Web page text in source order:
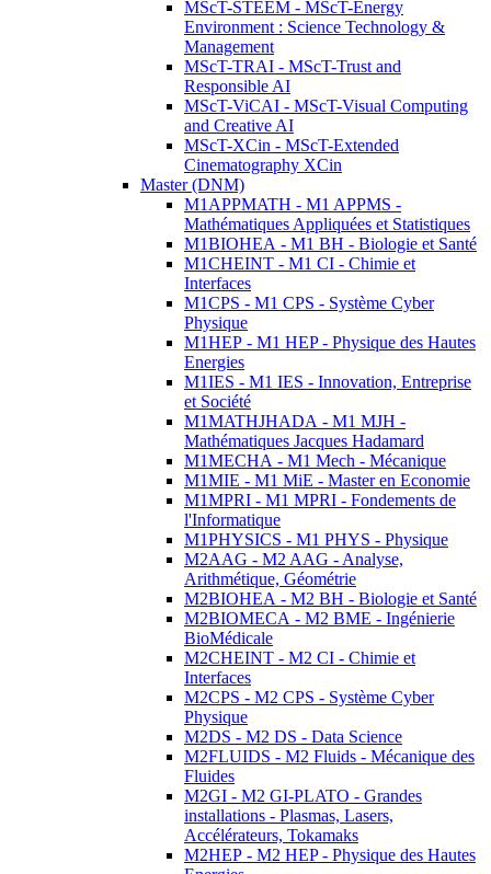
MScT-STEEM - MScT-Energy
Environment : Science Technology &
Management
MScT-TRAI - MScT-Trust and
Responsible AI
MScT-ViCAI - MScT-Visual Computing
and Creative AI
MScT-XCin - MScT-Extended
Cinematography XCin
Master (DNM)
M1APPMATH - M1 APPMS -
Mathématiques Appliquées et Statistiques
M1BIOHEA - M1 BH - Biologie et Santé
M1CHEINT - M1 CI - Chimie et
Interfaces
M1CPS - M1 CPS - Système Cyber
Physique
M1HEP - M1 HEP - Physique des Hautes
Energies
M1IES - M1 IES - Innovation, Entreprise
et Société
M1MATHJHADA - M1 MJH -
Mathématiques Jacques Hadamard
M1MECHA - M1 Mech - Mécanique
M1MIE - M1 MiE - Master en Economie
M1MPRI - M1 MPRI - Fondements de
l'Informatique
M1PHYSICS - M1 PHYS - Physique
M2AAG - M2 AAG - Analyse,
Arithmétique, Géométrie
M2BIOHEA - M2 BH - Biologie et Santé
M2BIOMECA - M2 BME - Ingénierie
BioMédicale
M2CHEINT - M2 CI - Chimie et
Interfaces
M2CPS - M2 CPS - Système Cyber
Physique
M2DS - M2 DS - Data Science
M2FLUIDS - M2 Fluids - Mécanique des
Fluides
M2GI - M2 GI-PLATO - Grandes
installations - Plasmas, Lasers,
Accélérateurs, Tokamaks
M2HEP - M2 HEP - Physique des Hautes